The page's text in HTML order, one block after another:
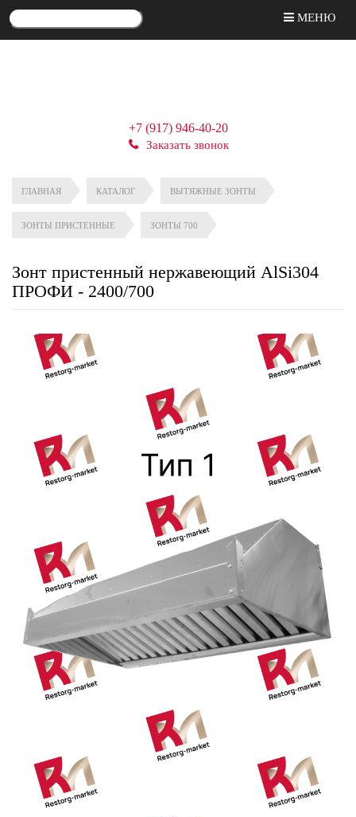
МЕНЮ
+7 (917) 946-40-20
Заказать звонок
ГЛАВНАЯ КАТАЛОГ ВЫТЯЖНЫЕ ЗОНТЫ
ЗОНТЫ ПРИСТЕННЫЕ ЗОНТЫ 700
Зонт пристенный нержавеющий AlSi304
ПРОФИ - 2400/700